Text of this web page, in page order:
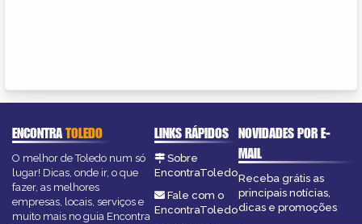
ENCONTRATOLEDO
O melhor de Toledo num só
lugar! Dicas, onde ir, o que
fazer, as melhores
empresas, locais, serviços e
muito mais no guia Encontra
LINKS RÁPIDOS
Sobre
EncontraToledo
Fale com o
EncontraToledo
NOVIDADES POR E-
MAIL
Receba grátis as
principais notícias,
dicas e promoções